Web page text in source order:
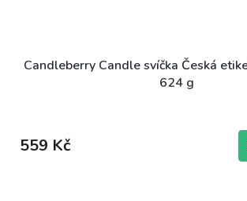
Candleberry Candle svíčka Česká
624 g
559 Kč